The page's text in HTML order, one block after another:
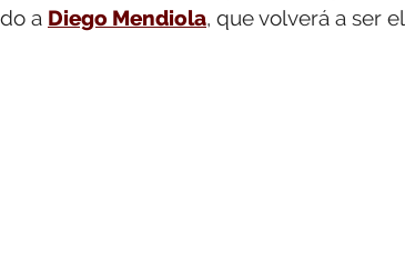
a Diego Mendiola, que volverá a ser el